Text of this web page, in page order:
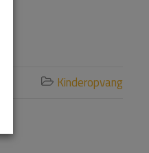
 Kinderopvang